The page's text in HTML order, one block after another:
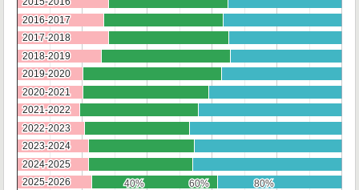
40%
40% 60%
60% 80%
80%
2016-2017
2016-2017
2017-2018
2017-2018
2018-2019
2018-2019
2019-2020
2019-2020
2020-2021
2020-2021
2021-2022
2021-2022
2022-2023
2022-2023
2023-2024
2023-2024
2024-2025
2024-2025
2025-2026
2025-2026